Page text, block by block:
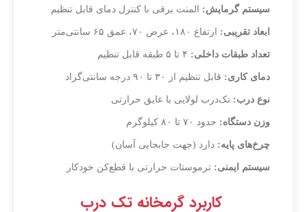
سیستم گرمایش: المنت برقی با کنترل دمای قابل تنظیم
ابعاد تقریبی: ارتفاع ۱۸۰، عرض ۷۰، عمق ۶۵ سانتی‌متر
تعداد طبقات داخلی:
دمای کاری: قابل تنظیم از ۳۰ تا ۹۰ درجه سانتی‌گراد
نوع درب: تک‌درب لولایی با عایق حرارتی
وزن دستگاه: حدود ۷۰ تا ۸۰ کیلوگرم
چرخ‌های پایه: دارد (جهت جابجایی آسان)
سیستم ایمنی: ترموستات حرارتی با قطع‌کن خودکار
کاربرد گرمخانه تک درب